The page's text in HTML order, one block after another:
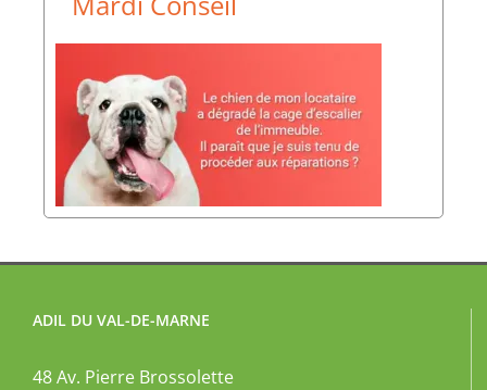
ADIL DU VAL-DE-MARNE
48 Av. Pierre Brossolette